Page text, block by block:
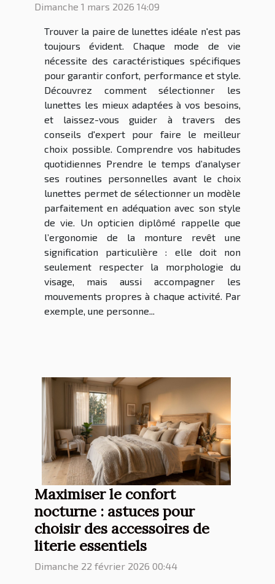
Dimanche 1 mars 2026 14:09
Trouver la paire de lunettes idéale n'est pas
toujours évident. Chaque mode de vie
nécessite des caractéristiques spécifiques
pour garantir confort, performance et style.
Découvrez comment sélectionner les
lunettes les mieux adaptées à vos besoins,
et laissez-vous guider à travers des
conseils d'expert pour faire le meilleur
choix possible. Comprendre vos habitudes
quotidiennes Prendre le temps d’analyser
ses routines personnelles avant le choix
lunettes permet de sélectionner un modèle
parfaitement en adéquation avec son style
de vie. Un opticien diplômé rappelle que
l’ergonomie de la monture revêt une
signification particulière : elle doit non
seulement respecter la morphologie du
visage, mais aussi accompagner les
mouvements propres à chaque activité. Par
exemple, une personne...
Maximiser le confort
nocturne : astuces pour
choisir des accessoires de
literie essentiels
Dimanche 22 février 2026 00:44